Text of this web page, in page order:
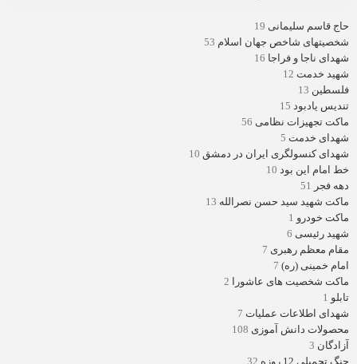
حاج قاسم سلیمانی 19
شخصیتهای شاخص جهان اسلام 53
شهدای ناجا و فراجا 16
شهید خدمت 12
فلسطین 13
تندیس یادبود 15
ماکت تجهیزات نظامی 56
شهدای خدمت 5
شهدای کنسولگری ایران در دمشق 10
خط امام این بود 10
دهه فجر 51
ماکت شهید سید حسن نصرالله 13
ماکت خودرو 1
شهید رئیسی 6
مقام معظم رهبری 7
امام خمینی (ره) 7
ماکت شخصیت های عاشورا
2
تابلو 1
شهدای اطلاعات عملیات 7
محصولات دانش آموزی 108
آزادگان 3
جنگ تحمیلی 12 روزه
32